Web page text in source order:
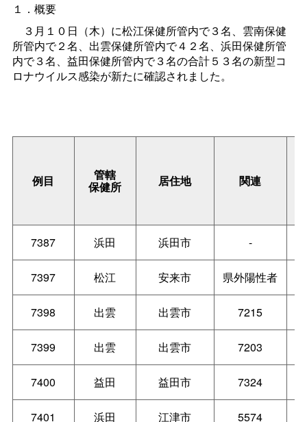
１．概要
３月１０日（木）に松江保健所管内で３名、雲南保健
所管内で２名、出雲保健所管内で４２名、浜田保健所管
内で３名、益田保健所管内で３名の合計５３名の新型コ
ロナウイルス感染が新たに確認されました。
例目 管轄
保健所 居住地 関連
7387 浜田 浜田市 -
7397 松江 安来市 県外陽性者
7398 出雲 出雲市 7215
7399 出雲 出雲市 7203
7400 益田 益田市 7324
7401 浜田 江津市 5574